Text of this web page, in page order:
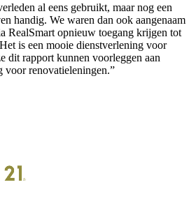
al eens gebruikt, maar nog een
handig. We waren dan ook aangenaam
RealSmart opnieuw toegang krijgen tot
is een mooie dienstverlening voor
dit rapport kunnen voorleggen aan
voor renovatieleningen.”